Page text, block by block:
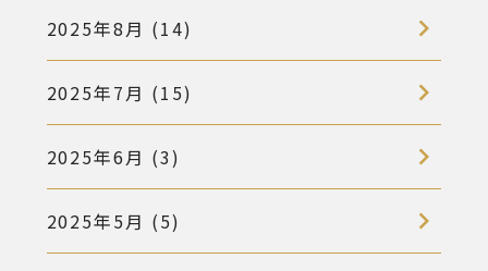
2025年8月 (14)
2025年7月 (15)
2025年6月 (3)
2025年5月 (5)